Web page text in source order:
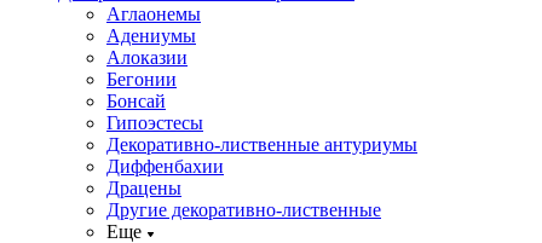
Аглаонемы
Адениумы
Алоказии
Бегонии
Бонсай
Гипоэстесы
Декоративно-лиственные антуриумы
Диффенбахии
Драцены
Другие декоративно-лиственные
Еще